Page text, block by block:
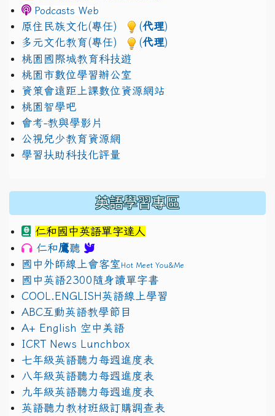
Podcasts Web
原住民族文化(專任) (代理)
多元文化教育(專任)
(代理)
桃園國際城教育科技遊
桃園市數位學習辦公室
資策會遠距上課數位資源網站
桃園智學吧
會考-教與學影片
公視兒少教育資源網
學習扶助科技化評量
英語學習專區
仁和國中英語單字達人
仁和鷹聽
國中外師線上會客室Hot Meet You&Me
國中英語2300隨身讀單字書
COOL.ENGLISH英語線上學習
ABC互動英語教學節目
A+ English 空中美語
ICRT News Lunchbox
七年級英語聽力每週進度表
八年級英語聽力每週進度表
九年級英語聽力每週進度表
英語聽力教材班級訂購調查表